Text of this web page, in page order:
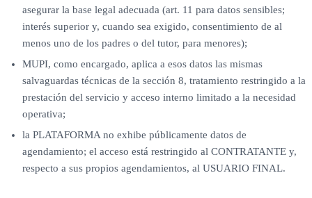
asegurar la base legal adecuada (art. 11 para datos sensibles;
interés superior y, cuando sea exigido, consentimiento de al
menos uno de los padres o del tutor, para menores);
MUPI, como encargado, aplica a esos datos las mismas
salvaguardas técnicas de la sección 8, tratamiento restringido a la
prestación del servicio y acceso interno limitado a la necesidad
operativa;
la PLATAFORMA no exhibe públicamente datos de
agendamiento; el acceso está restringido al CONTRATANTE y,
respecto a sus propios agendamientos, al USUARIO FINAL.